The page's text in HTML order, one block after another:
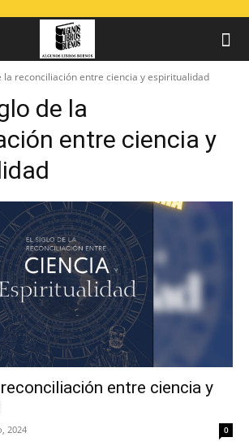
la reconciliación entre ciencia y espiritualidad
de la
entre ciencia y
entre ciencia y
2024 0